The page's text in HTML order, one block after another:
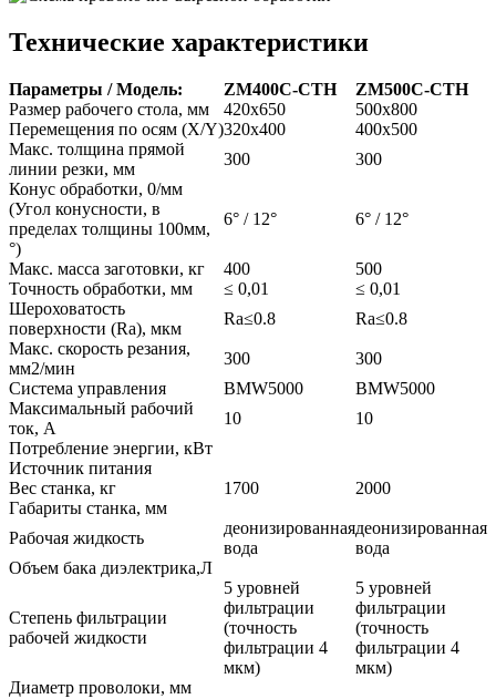
Технические характеристики
Параметры / Модель: ZM400C-CTH
ZM500C-CTH
Размер рабочего стола, мм
420х650
500х800
Перемещения по осям (X/Y)320х400
400х500
Макс. толщина прямой
линии резки, мм
300
300
Конус обработки, 0/мм
(Угол конусности, в
пределах толщины 100мм,
°)
6° / 12° 6° / 12°
Макс. масса заготовки, кг 400
500
Точность обработки, мм
≤ 0,01
≤ 0,01
Шероховатость
поверхности (Ra), мкм
Ra≤0.8
Ra≤0.8
Макс. скорость резания,
мм2/мин
300
300
Система управления
BMW5000
BMW5000
Максимальный рабочий
ток, A
10
10
Потребление энергии, кВт
Источник питания
Вес станка, кг
1700
2000
Габариты станка, мм
Рабочая жидкость
деонизированная
вода
деонизированная
вода
Объем бака диэлектрика,Л
Степень фильтрации
рабочей жидкости
5 уровней
фильтрации
(точность
фильтрации 4
мкм)
5 уровней
фильтрации
(точность
фильтрации 4
мкм)
Диаметр проволоки, мм